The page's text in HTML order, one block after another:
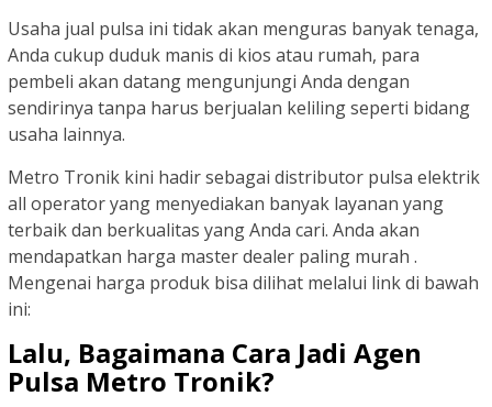
Usaha jual pulsa ini tidak akan menguras banyak tenaga,
Anda cukup duduk manis di kios atau rumah, para
pembeli akan datang mengunjungi Anda dengan
sendirinya tanpa harus berjualan keliling seperti bidang
usaha lainnya.
Metro Tronik kini hadir sebagai distributor pulsa elektrik
all operator yang menyediakan banyak layanan yang
terbaik dan berkualitas yang Anda cari. Anda akan
mendapatkan harga master dealer paling murah .
Mengenai harga produk bisa dilihat melalui link di bawah
ini:
Lalu, Bagaimana Cara Jadi Agen
Pulsa Metro Tronik?